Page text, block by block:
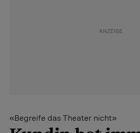
«Begreife das Theater nicht»